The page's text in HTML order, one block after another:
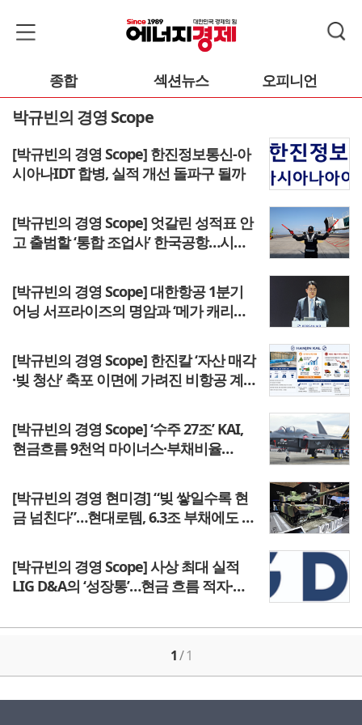
종합 섹션뉴스 오피니언
박규빈의 경영 Scope
[박규빈의 경영 Scope] 한진정보통신-아
시아나IDT 합병, 실적 개선 돌파구 될까
[박규빈의 경영 Scope] 엇갈린 성적표 안
고 출범할 ‘통합 조업사’ 한국공항…시너
[박규빈의 경영 Scope] 대한항공 1분기
어닝 서프라이즈의 명암과 ‘메가 캐리어’
[박규빈의 경영 Scope] 한진칼 ‘자산 매각
·빚 청산’ 축포 이면에 가려진 비항공 계열
[박규빈의 경영 Scope] ‘수주 27조’ KAI,
현금흐름 9천억 마이너스·부채비율
[박규빈의 경영 현미경] “빚 쌓일수록 현
금 넘친다”…현대로템, 6.3조 부채에도 웃
[박규빈의 경영 Scope] 사상 최대 실적
LIG D&A의 ‘성장통’…현금 흐름 적자·로
1/1